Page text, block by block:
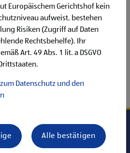
leider nicht gefunden.
Inhalt nicht gefunden
werden!
STARTSEITE
Europäischem Gerichtshof kein
aufweist, bestehen
Risiken (Zugriff auf Daten
Rechtsbehelfe). Ihr
Art. 49 Abs. 1 lit. a DSGVO
Datenschutz und den
Alle bestätigen